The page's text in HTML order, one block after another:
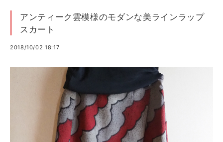
アンティーク雲模様のモダンな美ラインラップ
スカート
2018/10/02 18:17